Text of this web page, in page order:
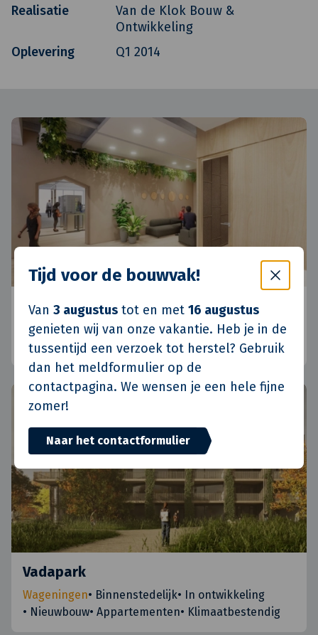
Tijd voor de bouwvak!
Van 3 augustus tot en met 16 augustus
genieten wij van onze vakantie. Heb je in de
tussentijd een verzoek tot herstel? Gebruik
dan het meldformulier op de
contactpagina. We wensen je een hele fijne
zomer!
Naar het contactformulier
Realisatie
Van de Klok Bouw &
Ontwikkeling
Oplevering
Q1 2014
ABN AMRO - Coolsingel 93
Rotterdam •Binnenstedelijk•In uitvoering
•Bestaande bouw•Zakelijk vastgoed•Bankshop
Vadapark
Wageningen• Binnenstedelijk• In ontwikkeling
• Nieuwbouw• Appartementen• Klimaatbestendig